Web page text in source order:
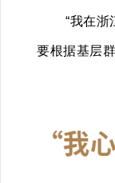
“我在浙
要根据基层